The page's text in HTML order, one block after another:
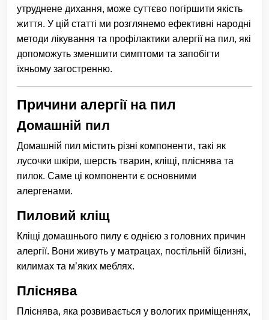
утруднене дихання, може суттєво погіршити якість
життя. У цій статті ми розглянемо ефективні народні
методи лікування та профілактики алергії на пил, які
допоможуть зменшити симптоми та запобігти
їхньому загостренню.
Причини алергії на пил
Домашній пил
Домашній пил містить різні компоненти, такі як
лусочки шкіри, шерсть тварин, кліщі, пліснява та
пилок. Саме ці компоненти є основними
алергенами.
Пиловий кліщ
Кліщі домашнього пилу є однією з головних причин
алергії. Вони живуть у матрацах, постільній білизні,
килимах та м’яких меблях.
Пліснява
Пліснява, яка розвивається у вологих приміщеннях,